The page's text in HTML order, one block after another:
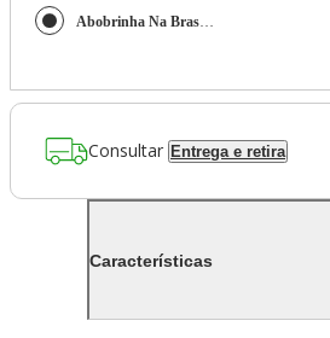
Abobrinha Na Brasa 225G La Pastina
Consultar Entrega e retira
Características